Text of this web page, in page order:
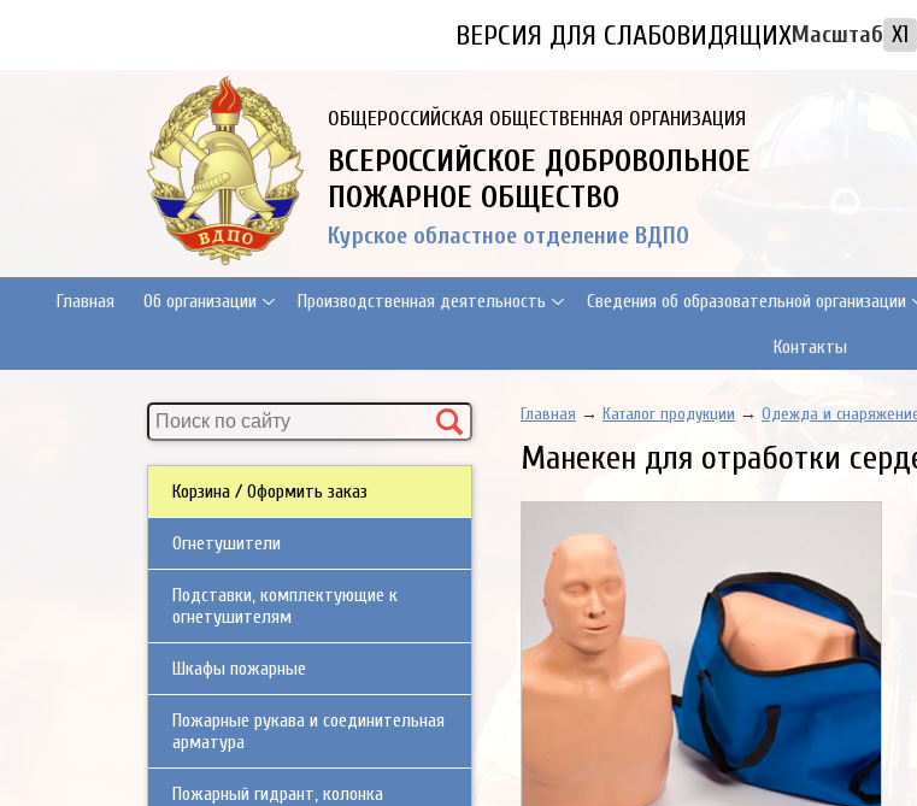
ВЕРСИЯ ДЛЯ СЛАБОВИДЯЩИХМасштаб X1
ОБЩЕРОССИЙСКАЯ ОБЩЕСТВЕННАЯ ОРГАНИЗАЦИЯ
ВСЕРОССИЙСКОЕ ДОБРОВОЛЬНОЕ
ПОЖАРНОЕ ОБЩЕСТВО
Курское областное отделение ВДПО
Главная Об организации Производственная деятельность Сведения об образовательной организации
Контакты
Корзина / Оформить заказ
Огнетушители
Подставки, комплектующие к
огнетушителям
Шкафы пожарные
Пожарные рукава и соединительная
арматура
Пожарный гидрант, колонка
Главная → Каталог продукции → Одежда и
Манекен для отработки